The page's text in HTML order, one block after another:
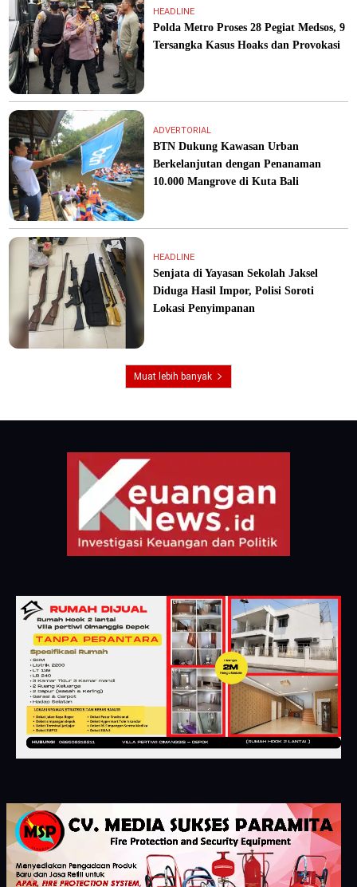
HEADLINE
Polda Metro Proses 28 Pegiat Medsos, 9
Tersangka Kasus Hoaks dan Provokasi
ADVERTORIAL
BTN Dukung Kawasan Urban
Berkelanjutan dengan Penanaman
10.000 Mangrove di Kuta Bali
HEADLINE
Senjata di Yayasan Sekolah Jaksel
Diduga Hasil Impor, Polisi Soroti
Lokasi Penyimpanan
Muat lebih banyak